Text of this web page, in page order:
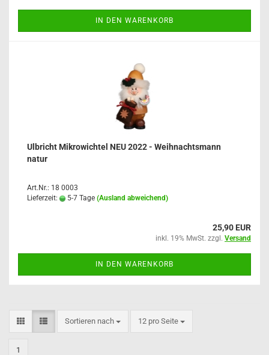
IN DEN WARENKORB
Ulbricht Mikrowichtel NEU 2022 - Weihnachtsmann
natur
Art.Nr.: 18 0003
Lieferzeit:
5-7 Tage (Ausland abweichend)
25,90 EUR
inkl. 19% MwSt. zzgl. Versand
IN DEN WARENKORB
Sortieren nach
Sortieren nach 12 pro Seite
pro Seite
1